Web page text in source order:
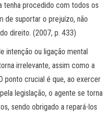
tenha procedido com todos os
de suportar o prejuízo, não
direito. (2007, p. 433)
intenção ou ligação mental
irrelevante, assim como a
ponto crucial é que, ao exercer
legislação, o agente se torna
sendo obrigado a repará-los